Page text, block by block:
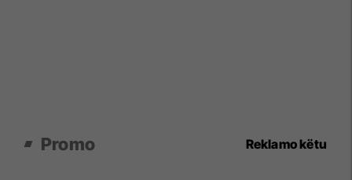
Promo Reklamo këtu